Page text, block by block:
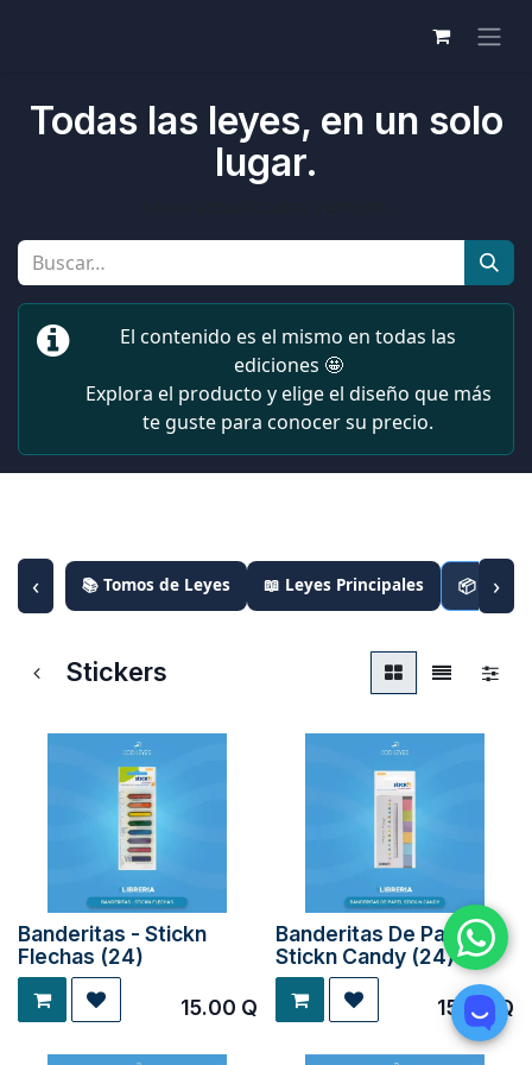
Todas las leyes, en un solo
lugar.
El contenido es el mismo en todas las
ediciones 🤩
Explora el producto y elige el diseño que más
te guste para conocer su precio.
‹ 📚 Tomos de Leyes 📖 Leyes Principales 📦 ›
Stickers
Banderitas - Stickn
Flechas (24)
15.00 Q
Banderitas De Papel
Stickn Candy (24)
15.00Q